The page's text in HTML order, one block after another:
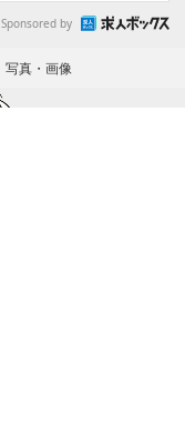
Sponsored by
写真・画像